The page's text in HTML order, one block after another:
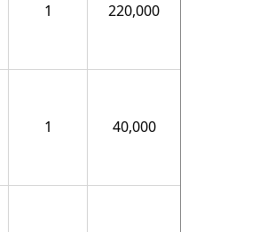
1 220,000
1 40,000